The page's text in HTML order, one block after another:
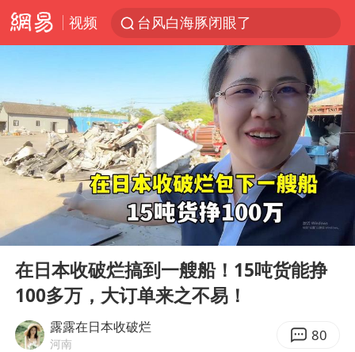
视频
台风白海豚闭眼了
浙江海事局启动Ⅰ级防台应急响应
泰国初中生饮弹自尽前开了26枪
云南一地村民过火把节意外灼伤16人
预计“白海豚”明晚将在浙江舟山到福建福鼎一带沿海登陆
用AI造出新病毒意味着什么
美股创4月份以来最大单周涨幅
王虹邓煜的同学获统计学界诺贝尔奖
台州《告全体市民书》：非必要不外出
Play
06:05
在日本收破烂搞到一艘船！15吨货能挣
100多万，大订单来之不易！
露露在日本收破烂
河南 80